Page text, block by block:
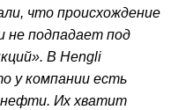
что происхождение
не подпадает под
В Hengli
у компании есть
нефти. Их хватит